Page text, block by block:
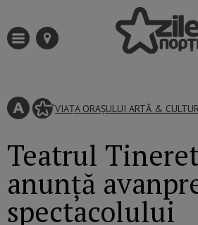
VIAȚA ORAȘULUI ARTĂ &
Teatrul
anunță
spectacolului